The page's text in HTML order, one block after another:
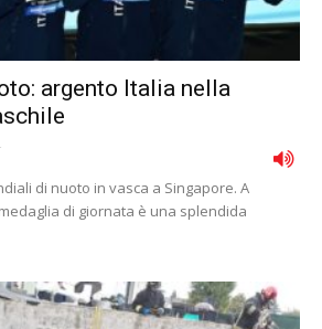
argento Italia nella
-
di nuoto in vasca a Singapore. A
di giornata è una splendida